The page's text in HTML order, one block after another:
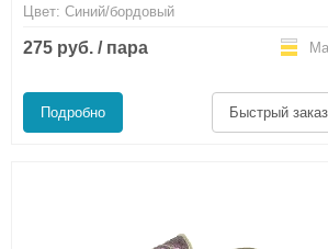
Цвет: Синий/бордовый
275 руб. / пара
Подробно Быстрый заказ